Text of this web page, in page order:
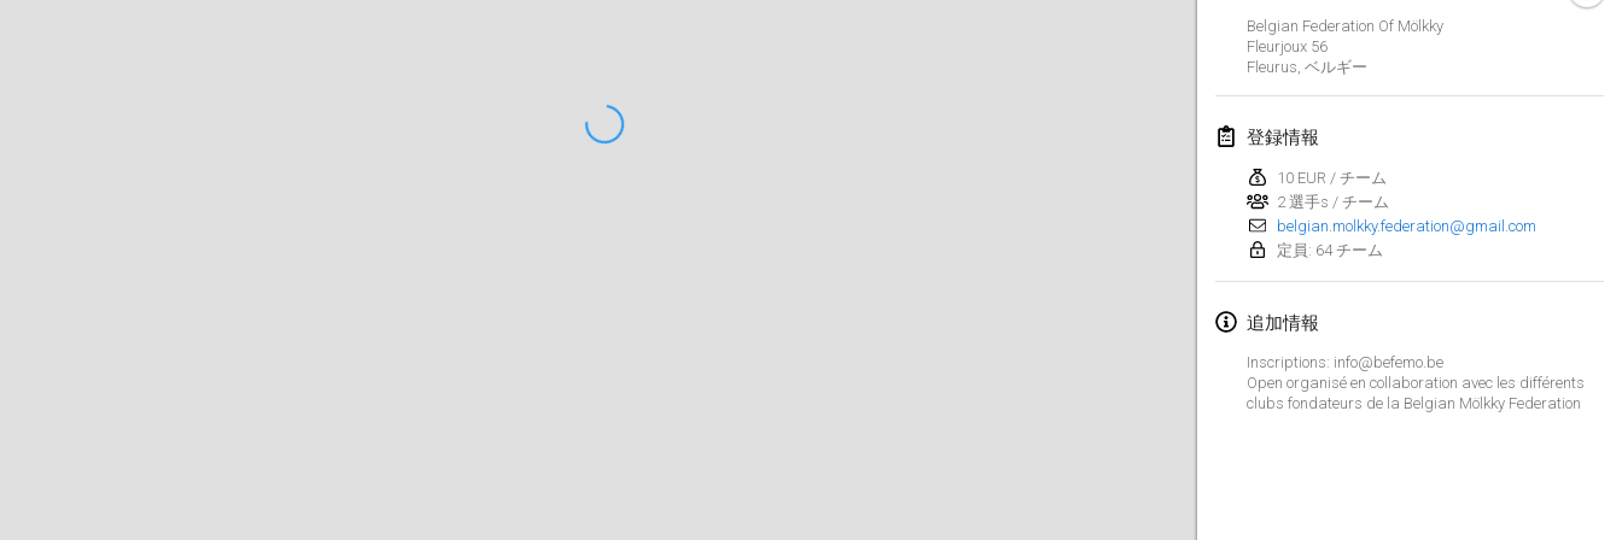
Belgian Federation Of Mölkky
Fleurjoux 56
Fleurus ベルギー
登録情報
10 EUR / チーム
2 選手s / チーム
belgian.molkky.federation@gmail.com
定員: 64 チーム
追加情報
Inscriptions: info@befemo.be
Open organisé en collaboration avec les différents
clubs fondateurs de la Belgian Mölkky Federation
Tournoi d'Hiver
2020年1月25日
2020年2月
2020年2月1日
Möl'Krêpes
2020年2月1日|フランス